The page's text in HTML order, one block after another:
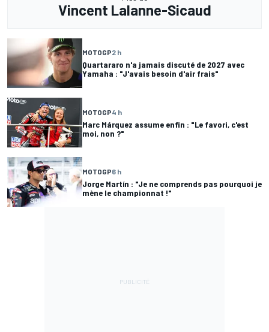
Vincent Lalanne-Sicaud
MOTOGP2 h
Quartararo n'a jamais discuté de 2027 avec
Yamaha : "J'avais besoin d'air frais"
MOTOGP4 h
Marc Márquez assume enfin : "Le favori, c'est
moi, non ?"
MOTOGP6 h
Jorge Martín : "Je ne comprends pas pourquoi je
mène le championnat !"